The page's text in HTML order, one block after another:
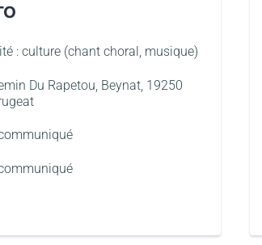
: culture (chant choral, musique)
Du Rapetou, Beynat, 19250